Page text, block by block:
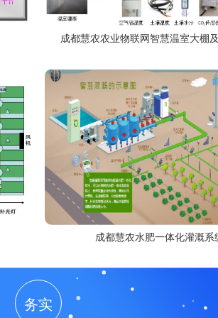
成都慧农农业物联网智慧温室大棚
成都慧农水肥一体化灌溉系
务实